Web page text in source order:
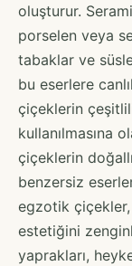
oluşturur.
porselen veya
tabaklar ve
bu eserlere
çiçeklerin
kullanılmasına
çiçeklerin
benzersiz
egzotik
estetiğini
yaprakları,